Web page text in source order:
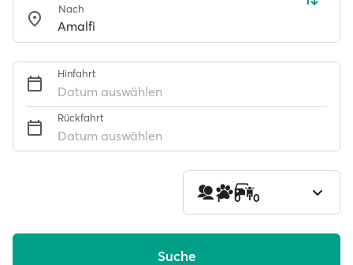
Nach
Hinfahrt
Datum auswählen
Rückfahrt
Datum auswählen
1 0 0
Suche